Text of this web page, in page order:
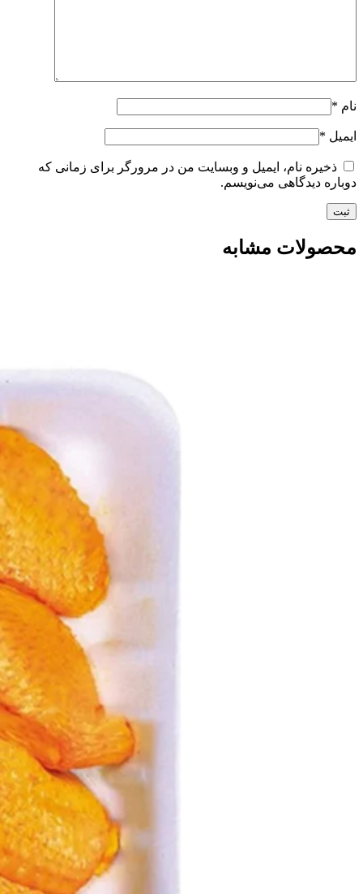
نام *
ایمیل *
ذخیره نام، ایمیل و وبسایت من در مرورگر برای زمانی که
دوباره دیدگاهی می‌نویسم.
محصولات مشابه